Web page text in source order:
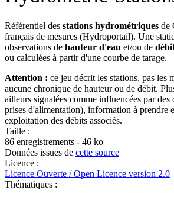
Référentiel des stations hydrométriques de
français de mesures (Hydroportail). Une
observations de hauteur d'eau et/ou de
ou calculées à partir d'une courbe de tarage.
Attention : ce jeu décrit les stations, pas les
aucune chronique de hauteur ou de débit.
ailleurs signalées comme influencées par des
prises d'alimentation), information à prendre
exploitation des débits associés.
Taille :
86 enregistrements - 46 ko
Données issues de cette source
Licence :
Licence Ouverte / Open Licence version 2.0
Thématiques :